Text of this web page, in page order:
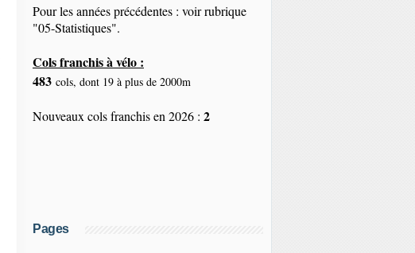
Pour les années précédentes : voir rubrique
"05-Statistiques".
Cols franchis à vélo :
483 cols, dont 19 à plus de 2000m
Nouveaux cols franchis en 2026 : 2
Pages